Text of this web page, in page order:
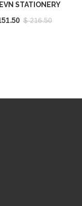
STATIONERY
$ 216.50